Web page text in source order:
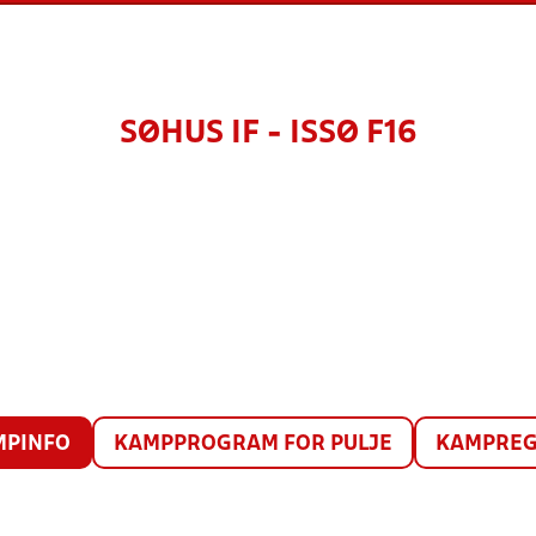
SØHUS IF - ISSØ F16
KAMPPROGRAM FOR PULJE